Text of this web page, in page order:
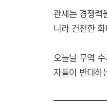
관세는 경쟁력
니라 건전한
오늘날 무역
자들이 반대하